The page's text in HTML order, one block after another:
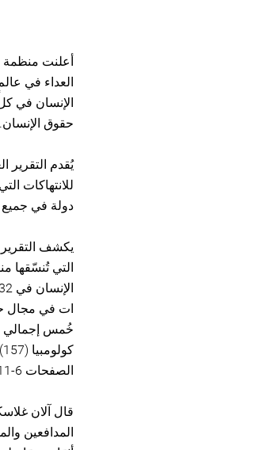
أعلنت منظمة
العداء في
الإنسان في
حقوق الإنسان.
دولة في جميع
يكشف
ات في مجال
خُمس إجمالي
الصفحات 6-11 للاطلاع على البيانات الكاملة).
قال آلان
المدافعين